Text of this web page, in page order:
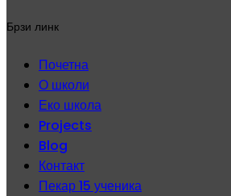
Брзи линк
Почетна
О школи
Еко школа
Projects
Blog
Контакт
Пекар 15 ученика